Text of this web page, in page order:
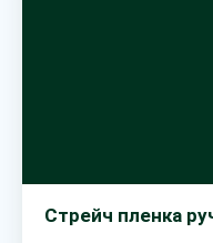
Стрейч пленка